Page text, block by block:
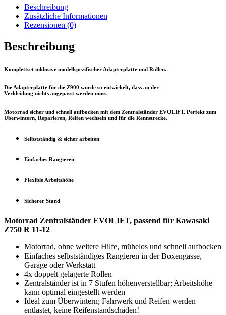
Menge
Beschreibung
Zusätzliche Informationen
Rezensionen (0)
Beschreibung
Komplettset inklusive modellspezifischer Adapterplatte und Rollen.
Die Adapterplatte für die Z900 wurde so entwickelt, dass an der
Verkleidung nichts angepasst werden muss.
Motorrad sicher und schnell aufbocken mit dem Zentralständer EVOLIFT. Perfekt zum
Überwintern, Reparieren, Reifen wechseln und für die Rennstrecke.
Selbstständig & sicher arbeiten
Einfaches Rangieren
Flexible Arbeitshöhe
Sicherer Stand
Motorrad Zentralständer EVOLIFT, passend für Kawasaki
Z750 R 11-12
Motorrad, ohne weitere Hilfe, mühelos und schnell aufbocken
Einfaches selbstständiges Rangieren in der Boxengasse,
Garage oder Werkstatt
4x doppelt gelagerte Rollen
Zentralständer ist in 7 Stufen höhenverstellbar; Arbeitshöhe
kann optimal eingestellt werden
Ideal zum Überwintern; Fahrwerk und Reifen werden
entlastet, keine Reifenstandschäden!